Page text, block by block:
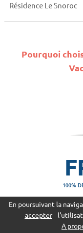
Résidence Le Snoroc
Pourquoi
100%
En poursuivant la
accepter
A